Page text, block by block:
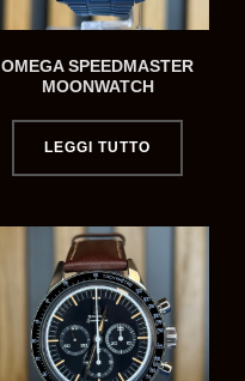
OMEGA SPEEDMASTER
MOONWATCH
LEGGI TUTTO